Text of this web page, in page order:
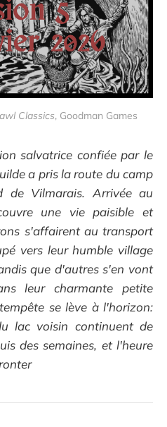
Classics, Goodman Games
salvatrice confiée par le
a pris la route du camp
de Vilmarais. Arrivée au
une vie paisible et
s'affairent au transport
vers leur humble village
que d'autres s'en vont
leur charmante petite
se lève à l'horizon:
lac voisin continuent de
des semaines, et l'heure